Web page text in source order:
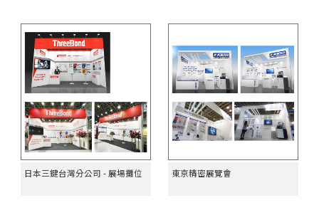
日本三鍵台灣分公司 - 展場攤位 東京精密展覽會